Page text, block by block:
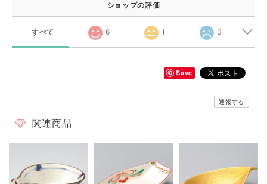
ショップの評価
すべて 6 1 0
Save
通報する
関連商品